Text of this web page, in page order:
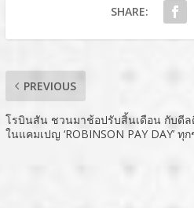
SHARE:
PREVIOUS
โรบินสัน ชวนมาช้อปรับสิ้นเดือน กับดีล
ในแคมเปญ ‘ROBINSON PAY DAY’ ทุ